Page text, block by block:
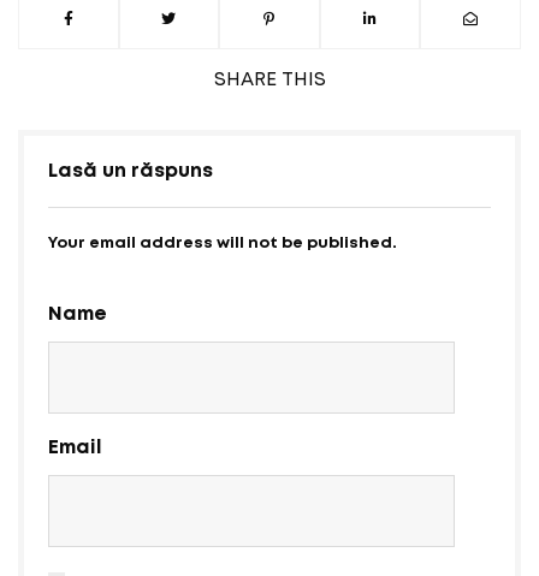
SHARE THIS
Lasă un răspuns
Your email address will not be published.
Name
Email